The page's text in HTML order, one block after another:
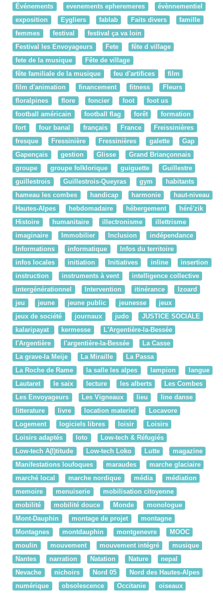
Événements evenements epheremeres
évènnementiel
exposition
Eygliers fablab Faits divers
famille
femmes
festival
festival ça va loin
Festival les Envoyageurs
Fete
fête d village
fete de la musique
Fête de village
fête familiale de la musique
feu d'artifices
film
film d'animation
financement fitness
Fleurs
floralpines
flore foncier foot
foot us
football américain
football flag forêt
formation
fort
four banal français France
Freissinières
fresque
Fressinière Fressinières galette
Gap
Gapençais
gestion Glisse
Grand Briançonnais
groupe
groupe folklorique guiguette
Guillestre
guillestrois
Guillestrois-Queyras gym
habitants
hameau les combes
handicap harmonie
haut-niveau
Hautes-Alpes
hebdomadaire hébergement
héré'zik
Histoire
humanitaire illectronisme
illettrisme
imaginaire
Immobilier Inclusion
indépendance
Informations
informatique
Infos du territoire
infos locales
initiation Initiatives inline
insertion
instruction
instruments à vent
intelligence collective
intergénérationnel
Intervention itinérance
Izoard
jeu
jeune jeune public jeunesse
jeux
jeux de société
journaux judo
JUSTICE SOCIALE
kalaripayat
kermesse
L'Argentière-la-Bessée
l'Argentière
l'argentière-la-Bessée
La Casse
La grave-la Meije
La Miraille
La Passa
La Roche de Rame
la salle les alpes lampion
langue
Lautaret
le saix lecture les alberts
Les Combes
Les Envoyageurs
Les Vigneaux lieu
line danse
litterature
livre location materiel
Locavore
Logement
logiciels libres loisir
Loisirs
Loisirs adaptés
loto
Low-tech & Réfugiés
Low-tech A(l)titude
Low-tech Loko Lutte
magazine
Manifestations loufoques
maraudes
marche glaciaire
marché local
marche nordique média
médiation
memoire
menuiserie
mobilisation citoyenne
mobilité
mobilité douce Monde
monologue
Mont-Dauphin
montage de projet
montagne
Montagnes
montdauphin montgenevre
MOOC
moulin
mouvement mouvement intégré
musique
Nantes
narration Natation Nature
nepal
Nevache
nichoirs Nord 05
Nord des Hautes-Alpes
numérique
obsolescence Occitanie
oiseaux